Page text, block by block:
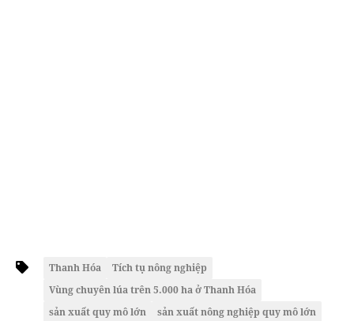
Thanh Hóa
Tích tụ nông nghiệp
Vùng chuyên lúa trên 5.000 ha ở Thanh Hóa
sản xuất quy mô lớn
sản xuất nông nghiệp quy mô lớn